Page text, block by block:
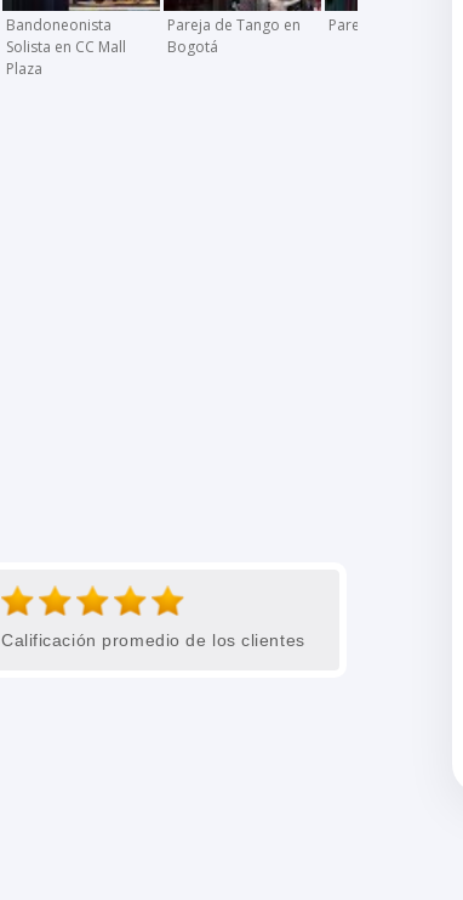
Bandoneonista
Solista en CC Mall
Plaza
Pareja de Tango en
Bogotá
Pareja de Tango
Calificación promedio de los clientes